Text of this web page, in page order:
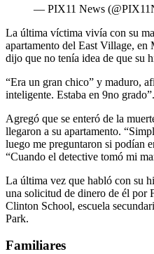
— PIX11 News
La última víctima vivía con su
apartamento del East Village, en
dijo que no tenía idea de que su
“Era un gran chico” y maduro,
inteligente. Estaba en 9no grado”.
Agregó que se enteró de la
llegaron a su apartamento.
luego me preguntaron si podían
“Cuando el detective tomó mi
La última vez que habló con su
una solicitud de dinero de él por
Clinton School, escuela
Park.
Familiares